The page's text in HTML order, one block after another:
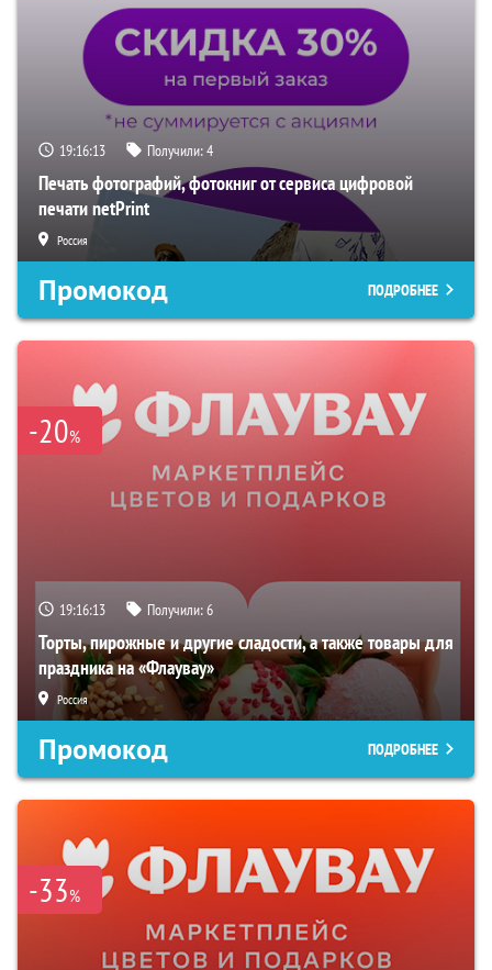
19:16:12 Получили:4
Печать фотографий, фотокниг от сервиса цифровой
печати netPrint
Россия
Промокод ПОДРОБНЕЕ
-20%
19:16:12 Получили:6
Торты, пирожные и другие сладости, а также товары для
праздника на «Флаувау»
Россия
Промокод ПОДРОБНЕЕ
-33%